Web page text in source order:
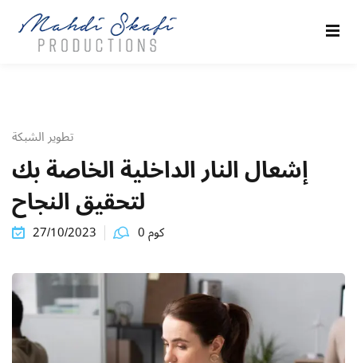
تطوير الشبكة
إشعال النار الداخلية الخاصة بك
لتحقيق النجاح
27/10/2023 كوم 0
Sign in
Remember me Lost your password?